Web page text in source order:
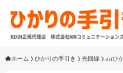
ホーム ひかりの手引き 光回線 auひ